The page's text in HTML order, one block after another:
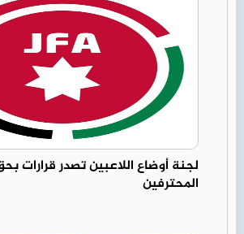
لجنة أوضاع اللاعبين تصدر قرارات
المحترفين